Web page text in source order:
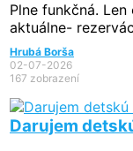
Plne funkčná.
aktuálne-
Hrubá Borša
02-07-2026
167 zobrazení
Darujem